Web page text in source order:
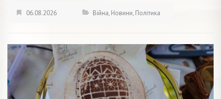
06.08.2026 Війна, Новини, Політика